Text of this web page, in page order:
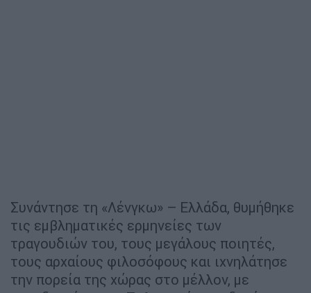
Συνάντησε τη «Λένγκω» – Ελλάδα, θυμήθηκε
τις εμβληματικές ερμηνείες των
τραγουδιών του, τους μεγάλους ποιητές,
τους αρχαίους φιλοσόφους και ιχνηλάτησε
την πορεία της χώρας στο μέλλον, με